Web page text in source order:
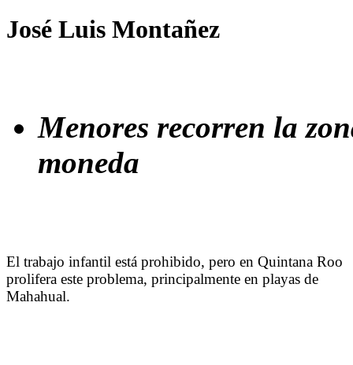
José Luis Montañez
Menores recorren la
moneda
El trabajo infantil está prohibido, pero en Quintana Roo
prolifera este problema, principalmente en playas de
Mahahual.